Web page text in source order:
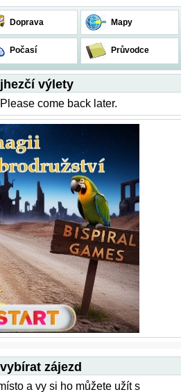
Doprava Mapy
Počasí Průvodce
výlety
come back later.
zájezd
a vy si ho můžete užít s